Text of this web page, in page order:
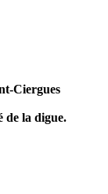
Ciergues
de la digue.